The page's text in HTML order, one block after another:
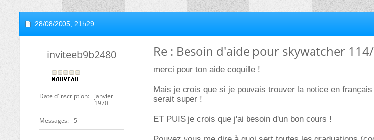
28/08/2005, 21h29
inviteeb9b2480
Date d'inscription
janvier
1970
Messages 5
Re : Besoin d'aide pour skywatcher
merci pour ton aide coquille !
Mais je crois que si je pouvais trouver la notice en
serait super !
ET PUIS je crois que j'ai besoin d'un bon cours !